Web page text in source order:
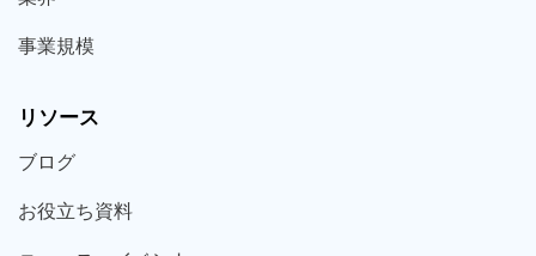
事業規模
リソース
ブログ
お役立ち資料